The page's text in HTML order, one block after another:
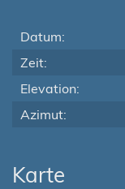
Datum:
Zeit:
Elevation:
Azimut:
Karte